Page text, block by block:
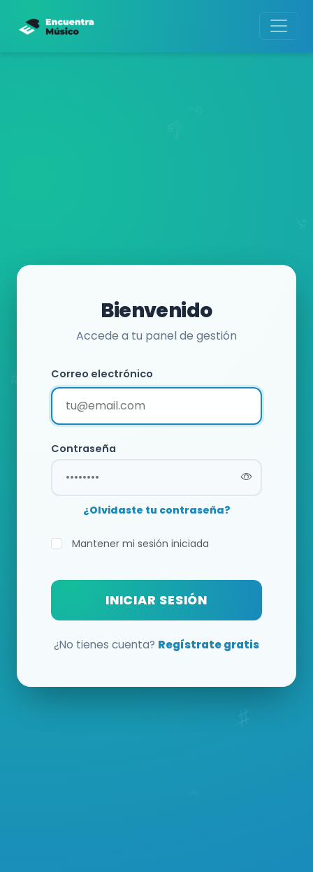
Bienvenido
Accede a tu panel de gestión
Correo electrónico
Contraseña
¿Olvidaste tu contraseña?
Mantener mi sesión iniciada
INICIAR SESIÓN
¿No tienes cuenta? Regístrate gratis